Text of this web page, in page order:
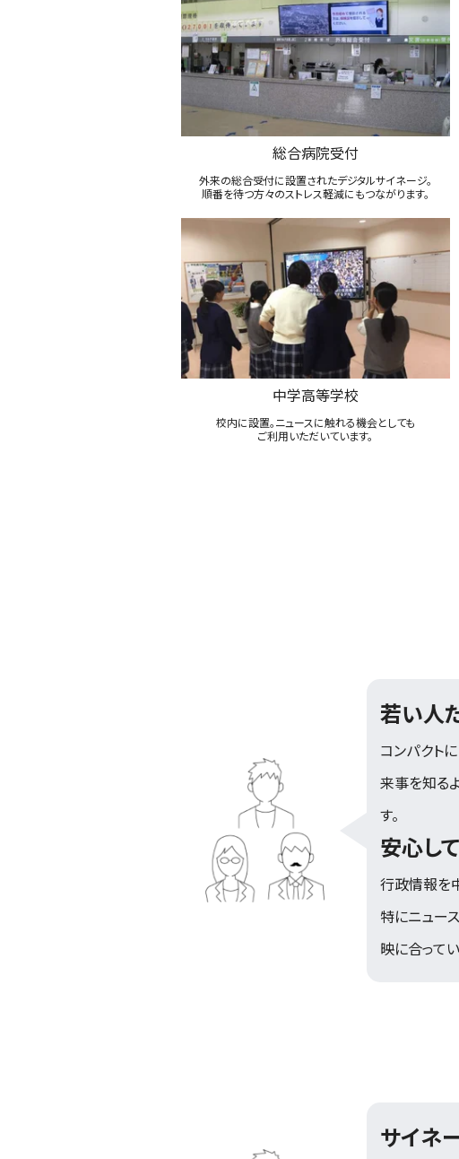
総合病院受付
外来の総合受付に設置されたデジタルサイネージ。
順番を待つ方々のストレス軽減にもつながります。
中学高等学校
校内に設置。ニュースに触れる機会としても
ご利用いただいています。
若い人
コンパクト
来事を知る
す。
安心し
行政情報を
特にニュー
映に合ってい
サイネ